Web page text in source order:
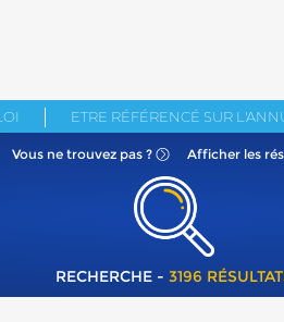
ETRE RÉFÉRENCÉ SUR
Vous ne trouvez pas ? Afficher les
RECHERCHE - 3196